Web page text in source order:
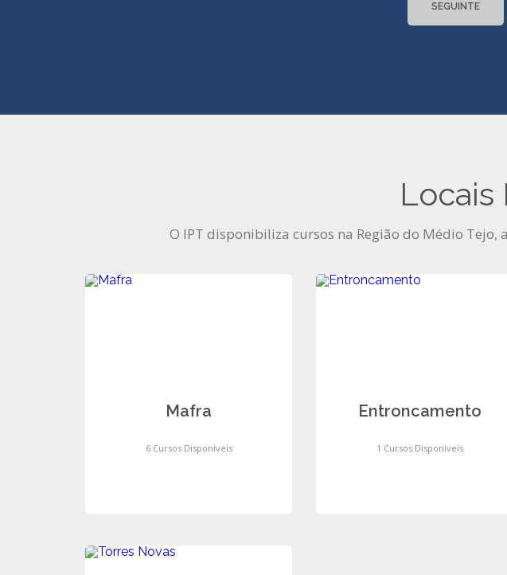
SEGUINTE
Locais
O IPT disponibiliza cursos na Região do Médio Tejo,
Mafra
6 Cursos Disponíveis
Entroncamento
1 Cursos Disponíveis